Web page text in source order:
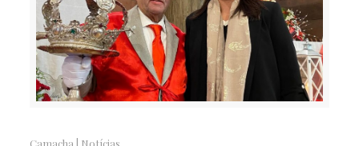
Camacha
Notícias